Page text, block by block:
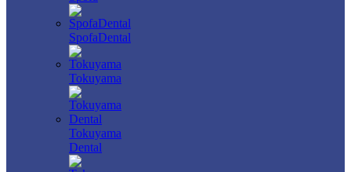
SpofaDental
Tokuyama
Tokuyama
Dental